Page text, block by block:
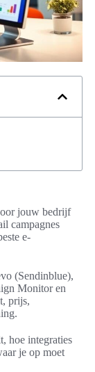
jouw bedrijf
campagnes
e-
(Sendinblue),
Monitor en
prijs,
hoe integraties
je op moet